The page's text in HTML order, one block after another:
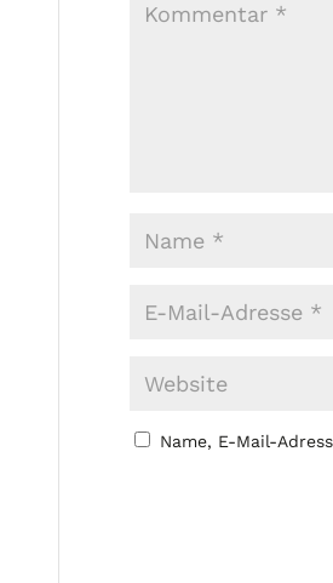
Name, E-Mail-